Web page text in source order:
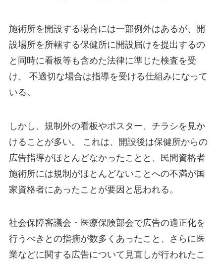
施術所を開設する場合には一部例外はあるが、開
設場所を所轄する保健所に開設届けを提出するの
と同時に看板等も含めた法律に準じた検査を受
け、 不適切な場合は指導を受ける仕組みになって
いる。
しかし、規制外の看板やポスター、チラシを見か
けることが多い。
これは、開設後は保健所からの
広告指導がほとんどなかったことと、民間資格者
施術所には規制がほとんどないことへの不満が国
家資格者にあったことが要因と思われる。
社会保障審議会・医療保険部会で広告の適正化を
行うべきとの指摘が数多くあったこと、さらに医
業などに関する広告について見直しが行われたこ